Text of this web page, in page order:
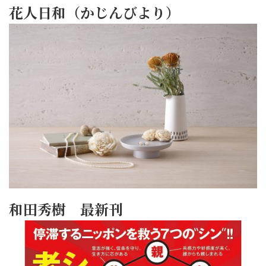
花人日和（かじんびより）
和田秀樹 最新刊